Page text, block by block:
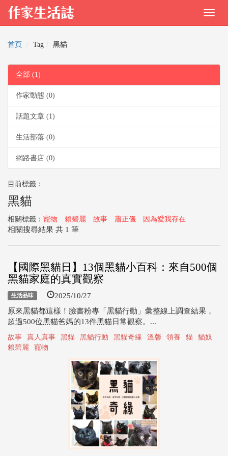
首頁 Tag 黑貓
全部 (1)
作家動態 (0)
話題文章 (1)
生活部落 (0)
網路書店 (0)
目前標籤：
黑貓
相關標籤： 寵物 賴碧麗 故事 蕭正儀 因為愛我存在
相關搜尋結果 共 1 筆
【國際黑貓日】13個黑貓小百科：來自500個
黑貓家庭的真實觀察
生活品味 2025/10/27
原來黑貓都這樣！臉書粉專「黑貓行動」彙整線上調查結果，
超過500位黑貓爸媽的13件黑貓日常觀察。...
故事 真人真事 黑貓 黑貓行動 黑貓奇緣 溫馨 領養 貓
貓奴
賴碧麗
寵物